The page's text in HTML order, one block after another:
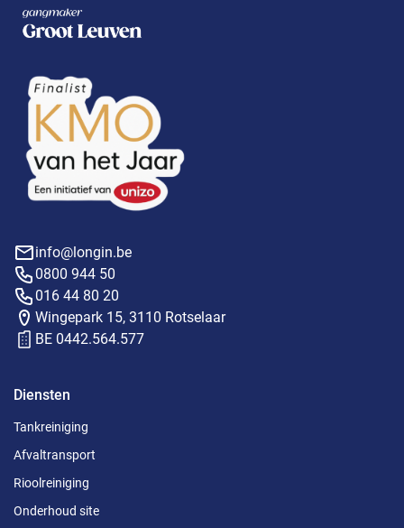
info@longin.be
0800 944 50
016 44 80 20
Wingepark 15, 3110 Rotselaar
BE 0442.564.577
Diensten
Tankreiniging
Afvaltransport
Rioolreiniging
Onderhoud site